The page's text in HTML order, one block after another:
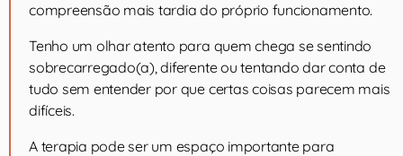
compreensão mais tardia do próprio funcionamento.
Tenho um olhar atento para quem chega se sentindo
sobrecarregado(a), diferente ou tentando dar conta de
tudo sem entender por que certas coisas parecem mais
difíceis.
A terapia pode ser um espaço importante para